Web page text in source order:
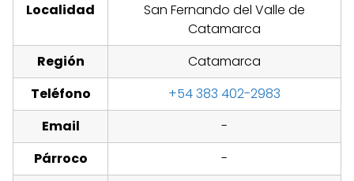
Localidad
San Fernando del Valle de
Catamarca
Región
Catamarca
Teléfono
+54 383 402-2983
Email
-
Párroco
-